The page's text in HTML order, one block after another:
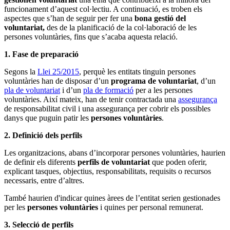
funcionament d’aquest col·lectiu. A continuació, es troben els
aspectes que s’han de seguir per fer una bona gestió del
voluntariat, des de la planificació de la col·laboració de les
persones voluntàries, fins que s’acaba aquesta relació.
1. Fase de preparació
Segons la Llei 25/2015, perquè les entitats tinguin persones
voluntàries han de disposar d’un programa de voluntariat, d’un
pla de voluntariat i d’un pla de formació per a les persones
voluntàries. Així mateix, han de tenir contractada una assegurança
de responsabilitat civil i una assegurança per cobrir els possibles
danys que puguin patir les persones voluntàries.
2. Definició dels perfils
Les organitzacions, abans d’incorporar persones voluntàries, haurien
de definir els diferents perfils de voluntariat que poden oferir,
explicant tasques, objectius, responsabilitats, requisits o recursos
necessaris, entre d’altres.
També haurien d'indicar quines àrees de l’entitat serien gestionades
per les persones voluntàries i quines per personal remunerat.
3. Selecció de perfils